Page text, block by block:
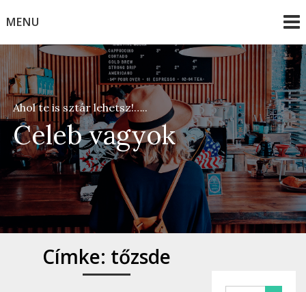
toMENU
Celeb vagyok
Ahol te is sztár lehetsz!…..
Címke: tőzsde